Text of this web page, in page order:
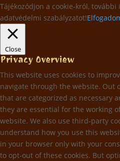
Tájékozódjon a cookie-król,
adatvédelmi szabályzatot!
Close
Privacy Overview
This website uses cookies to
navigate through the website. Out
that are categorized as necessary
they are essential for the working
website. We also use third-party
understand how you use this
in your browser only with your
to opt-out of these cookies. But